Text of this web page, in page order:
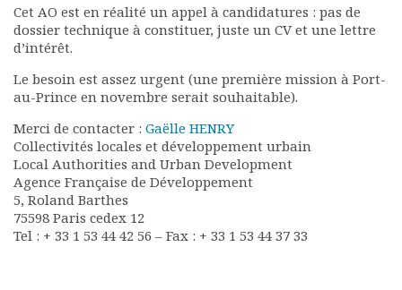
développement
Kiosk
Ressources
Nos actions
Podcast-AdP
Dîners débats
Journées d’études
Concours vidéo
Matinales
Nos partenaires
Evénements
Cet AO est en réalité un appel à candidatures : pas de
dossier technique à constituer, juste un CV et une lettre
d’intérêt.
Le besoin est assez urgent (une première mission à Port-
au-Prince en novembre serait souhaitable).
Merci de contacter : Gaëlle HENRY
Collectivités locales et développement urbain
Local Authorities and Urban Development
Agence Française de Développement
5, Roland Barthes
75598 Paris cedex 12
Tel : + 33 1 53 44 42 56 – Fax : + 33 1 53 44 37 33